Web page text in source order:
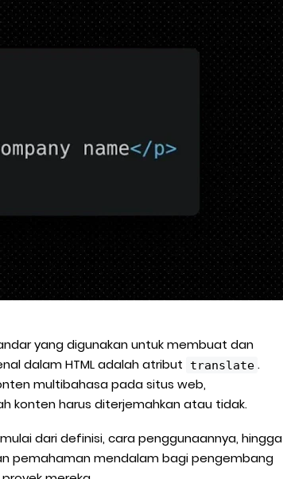
yang digunakan untuk membuat dan
dalam HTML adalah atribut
translate .
multibahasa pada situs web,
konten harus diterjemahkan atau tidak.
dari definisi, cara penggunaannya, hingga
pemahaman mendalam bagi pengembang